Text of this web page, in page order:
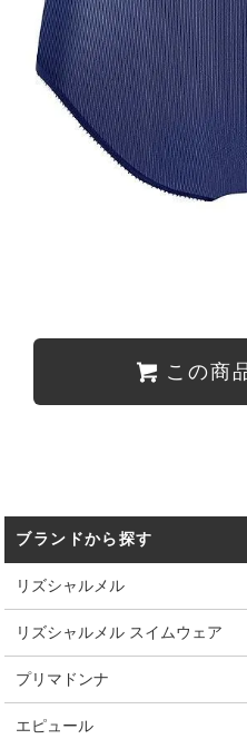
この商
ブランドから探す
リズシャルメル
リズシャルメル スイムウェア
プリマドンナ
エピュール